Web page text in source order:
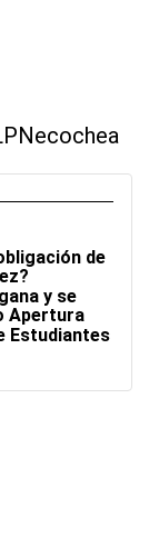
Necochea
de
y se
Apertura
Estudiantes